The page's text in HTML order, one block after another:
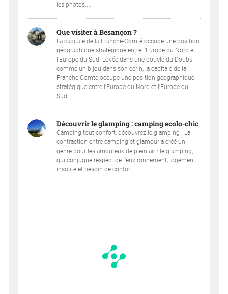
les photos....
Que visiter à Besançon ?
La capitale de la Franche-Comté occupe une position
géographique stratégique entre l’Europe du Nord et
l’Europe du Sud. Lovée dans une boucle du Doubs
comme un bijou dans son écrin, la capitale de la
Franche-Comté occupe une position géographique
stratégique entre l’Europe du Nord et l’Europe du
Sud....
Découvrir le glamping : camping ecolo-chic
Camping tout confort, découvrez le glamping ! La
contraction entre camping et glamour a créé un
genre pour les amoureux de plein air : le glamping,
qui conjugue respect de l’environnement, logement
insolite et besoin de confort....